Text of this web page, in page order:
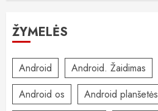
ŽYMELĖS
Android Android. Žaidimas
Android os
Android planšetės